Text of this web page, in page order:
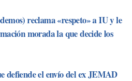
reclama «respeto» a IU y le
morada la que decide los
defiende el envío del ex JEMAD